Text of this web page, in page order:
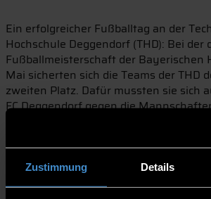
Zustimmung Details
Ein erfolgreicher Fußballtag an der
Hochschule Deggendorf (THD): Bei der
Fußballmeisterschaft der Bayerischen
Mai sicherten sich die Teams der THD
zweiten Platz. Dafür mussten sie sich
FC Deggendorf gegen die
Landshut, der Katholischen
Ingolstadt sowie des Campus
Hochschule Ingolstadt behaupten.
Der Spielmodus „Jeder gegen Jeden“
Spannung bis zum Schluss. So